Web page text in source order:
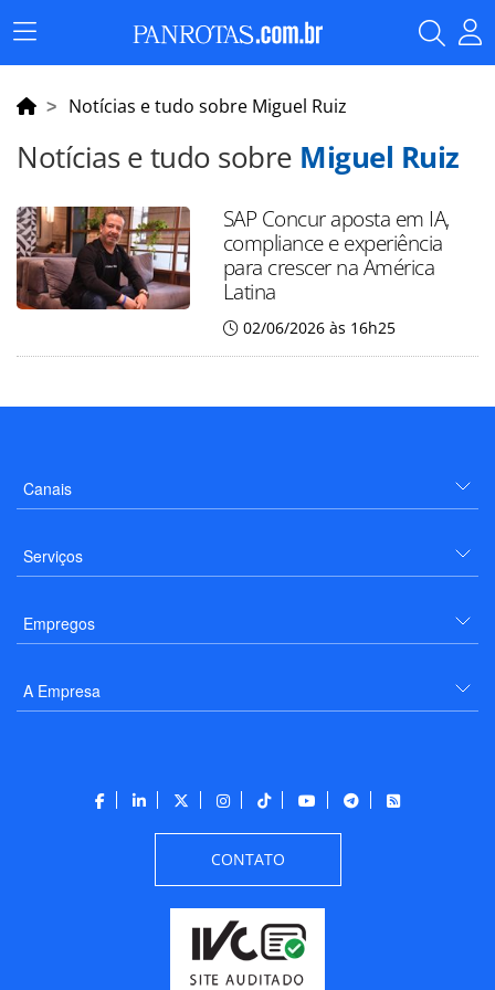
Menu
Principal
Notícias e tudo sobre Miguel Ruiz
Notícias e tudo sobre Miguel Ruiz
SAP Concur aposta em IA,
compliance e experiência
para crescer na América
Latina
02/06/2026 às 16h25
Canais
Serviços
Empregos
A Empresa
CONTATO